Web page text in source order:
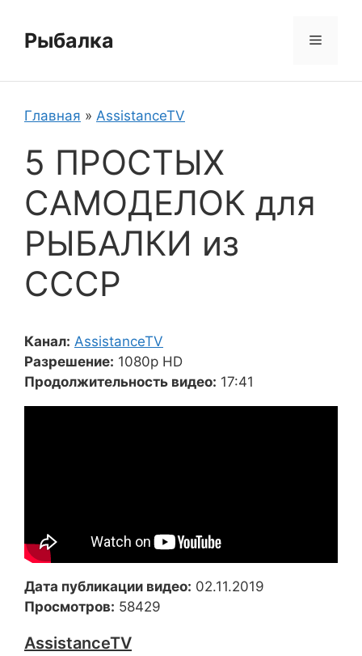
содержимому
Рыбалка Меню
Главная » AssistanceTV
5 ПРОСТЫХ
САМОДЕЛОК для
РЫБАЛКИ из
СССР
Канал: AssistanceTV
Разрешение: 1080p HD
Продолжительность видео: 17:41
Дата публикации видео: 02.11.2019
Просмотров: 58429
AssistanceTV